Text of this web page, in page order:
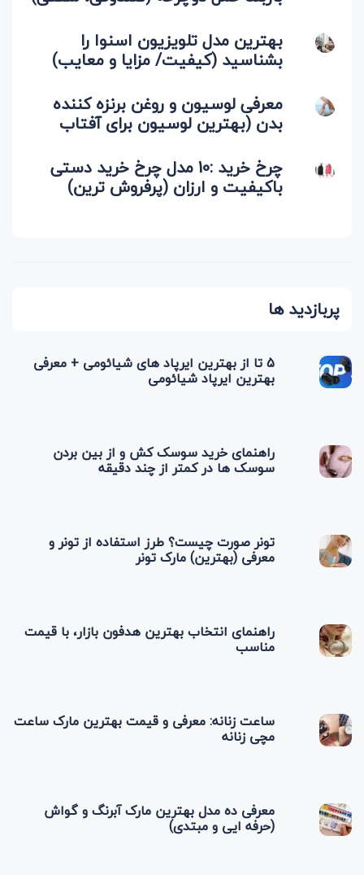
بهترین مدل تلویزیون اسنوا را
بشناسید (کیفیت/ مزایا و معایب)
معرفی لوسیون و روغن برنزه کننده
بدن (بهترین لوسیون برای آفتاب
چرخ خرید :10 مدل چرخ خرید دستی
باکیفیت و ارزان (پرفروش ترین)
پربازدید ها
5 تا از بهترین ایرپاد های شیائومی + معرفی
بهترین ایرپاد شیائومی
راهنمای خرید سوسک کش و از بین بردن
سوسک‌ ها در کمتر از چند دقیقه
تونر صورت چیست؟ طرز استفاده از تونر و
معرفی (بهترین) مارک تونر
راهنمای انتخاب بهترین هدفون بازار، با قیمت
مناسب
ساعت زنانه: معرفی و قیمت بهترین مارک ساعت
مچی زنانه
معرفی ده مدل بهترین مارک آبرنگ و گواش
(حرفه ایی و مبتدی)